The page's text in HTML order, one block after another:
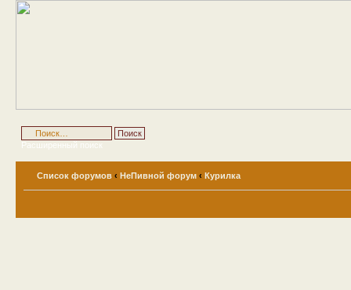
Расширенный поиск
Список форумов ‹ НеПивной форум ‹ Курилка